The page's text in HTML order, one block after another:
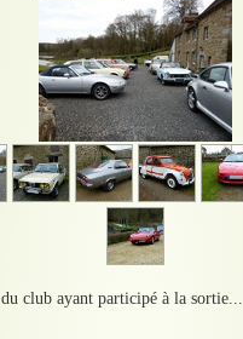
club ayant participé à la sortie...